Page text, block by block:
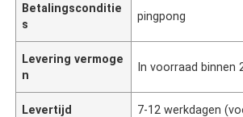
Betalingsconditie
s
pingpong
Levering vermoge
n
In voorraad binnen
Levertijd 7-12 werkdagen